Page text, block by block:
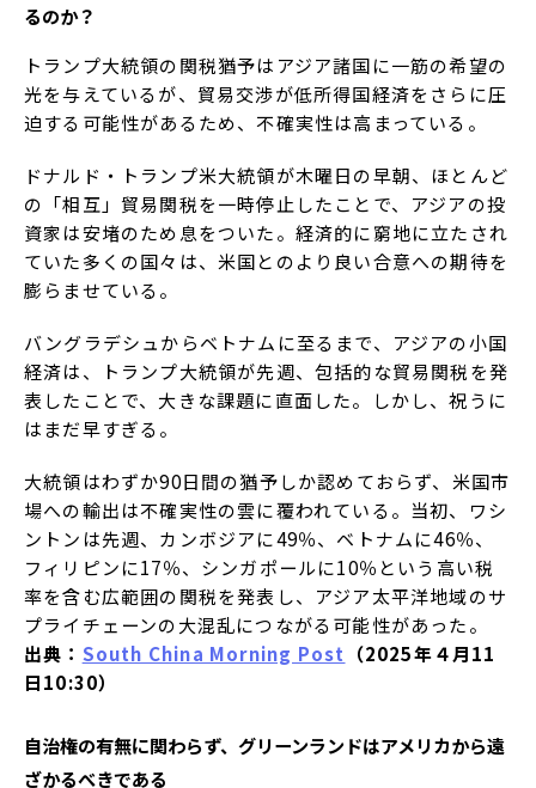
るのか？
トランプ大統領の関税猶予はアジア諸国に一筋の希望の
光を与えているが、貿易交渉が低所得国経済をさらに圧
迫する可能性があるため、不確実性は高まっている。
ドナルド・トランプ米大統領が木曜日の早朝、ほとんど
の「相互」貿易関税を一時停止したことで、アジアの投
資家は安堵のため息をついた。経済的に窮地に立たされ
ていた多くの国々は、米国とのより良い合意への期待を
膨らませている。
バングラデシュからベトナムに至るまで、アジアの小国
経済は、トランプ大統領が先週、包括的な貿易関税を発
表したことで、大きな課題に直面した。しかし、祝うに
はまだ早すぎる。
大統領はわずか90日間の猶予しか認めておらず、米国市
場への輸出は不確実性の雲に覆われている。当初、ワシ
ントンは先週、カンボジアに49％、ベトナムに46％、
フィリピンに17％、シンガポールに10％という高い税
率を含む広範囲の関税を発表し、アジア太平洋地域のサ
プライチェーンの大混乱につながる可能性があった。
出典： South China Morning Post
（2025年４月11
日10:30）
自治権の有無に関わらず、グリーンランドはアメリカから遠
ざかるべきである